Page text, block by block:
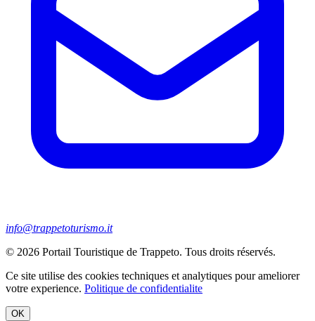
info@trappetoturismo.it
© 2026 Portail Touristique de Trappeto. Tous droits réservés.
Ce site utilise des cookies techniques et analytiques pour ameliorer
votre experience. Politique de confidentialite
OK